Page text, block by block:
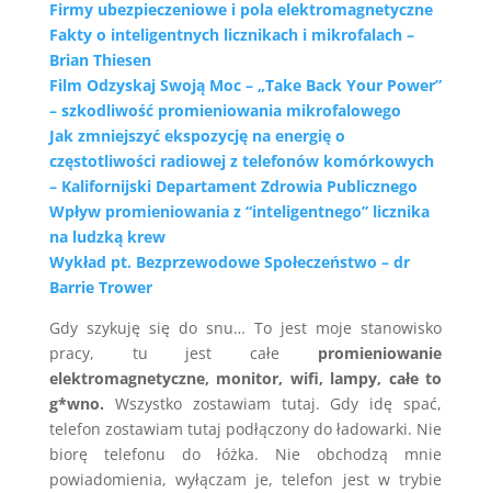
Firmy ubezpieczeniowe i pola elektromagnetyczne
Fakty o inteligentnych licznikach i mikrofalach –
Brian Thiesen
Film Odzyskaj Swoją Moc – „Take Back Your Power”
– szkodliwość promieniowania mikrofalowego
Jak zmniejszyć ekspozycję na energię o
częstotliwości radiowej z telefonów komórkowych
– Kalifornijski Departament Zdrowia Publicznego
Wpływ promieniowania z “inteligentnego” licznika
na ludzką krew
Wykład pt. Bezprzewodowe Społeczeństwo – dr
Barrie Trower
Gdy szykuję się do snu… To jest moje stanowisko
pracy, tu jest całe promieniowanie
elektromagnetyczne, monitor, wifi, lampy, całe to
g*wno. Wszystko zostawiam tutaj. Gdy idę spać,
telefon zostawiam tutaj podłączony do ładowarki. Nie
biorę telefonu do łóżka. Nie obchodzą mnie
powiadomienia, wyłączam je, telefon jest w trybie